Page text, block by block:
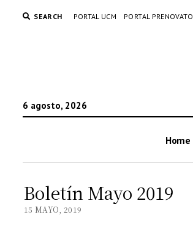
SEARCH PORTAL UCM PORTAL PRENOVATO
6 agosto, 2026
Home
Boletín Mayo 2019
15 MAYO, 2019